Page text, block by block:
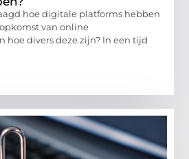
hoe digitale platforms hebben
van online
hoe divers deze zijn? In een tijd